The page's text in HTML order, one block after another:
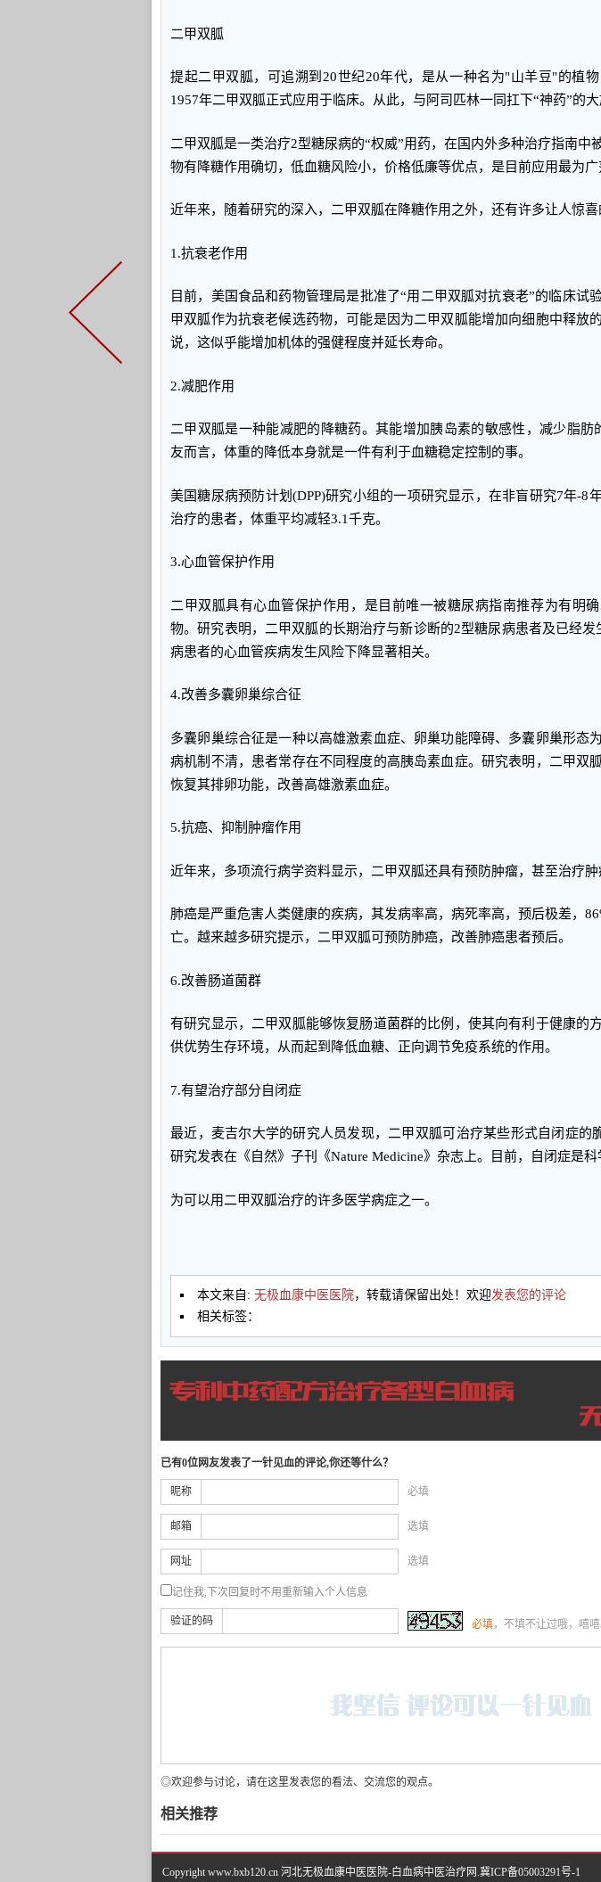
二甲双胍
提起二甲双胍，可追溯到20世纪20年代，是从一种名为"山羊豆"的植物
1957年二甲双胍正式应用于临床。从此，与阿司匹林一同扛下“神药”的大
二甲双胍是一类治疗2型糖尿病的“权威”用药，在国内外多种治疗指南中
物有降糖作用确切，低血糖风险小，价格低廉等优点，是目前应用最为广
近年来，随着研究的深入，二甲双胍在降糖作用之外，还有许多让人惊喜
1.抗衰老作用
目前，美国食品和药物管理局是批准了“用二甲双胍对抗衰老”的临床试
甲双胍作为抗衰老候选药物，可能是因为二甲双胍能增加向细胞中释放
说，这似乎能增加机体的强健程度并延长寿命。
2.减肥作用
二甲双胍是一种能减肥的降糖药。其能增加胰岛素的敏感性，减少脂肪
友而言，体重的降低本身就是一件有利于血糖稳定控制的事。
美国糖尿病预防计划(DPP)研究小组的一项研究显示，在非盲研究7年-8
治疗的患者，体重平均减轻3.1千克。
3.心血管保护作用
二甲双胍具有心血管保护作用，是目前唯一被糖尿病指南推荐为有明
物。研究表明，二甲双胍的长期治疗与新诊断的2型糖尿病患者及已经
病患者的心血管疾病发生风险下降显著相关。
4.改善多囊卵巢综合征
多囊卵巢综合征是一种以高雄激素血症、卵巢功能障碍、多囊卵巢形态
病机制不清，患者常存在不同程度的高胰岛素血症。研究表明，二甲双
恢复其排卵功能，改善高雄激素血症。
5.抗癌、抑制肿瘤作用
近年来，多项流行病学资料显示，二甲双胍还具有预防肿瘤，甚至治疗肿
肺癌是严重危害人类健康的疾病，其发病率高，病死率高，预后极差，
亡。越来越多研究提示，二甲双胍可预防肺癌，改善肺癌患者预后。
6.改善肠道菌群
有研究显示，二甲双胍能够恢复肠道菌群的比例，使其向有利于健康的
供优势生存环境，从而起到降低血糖、正向调节免疫系统的作用。
7.有望治疗部分自闭症
最近，麦吉尔大学的研究人员发现，二甲双胍可治疗某些形式自闭症的
研究发表在《自然》子刊《Nature Medicine》杂志上。目前，自闭症是科
为可以用二甲双胍治疗的许多医学病症之一。
本文来自: 无极血康中医医院，转载请保留出处！欢迎发表您的评论
相关标签：
已有0位网友发表了一针见血的评论,你还等什么？
昵称 必填
邮箱 选填
网址 选填
记住我,下次回复时不用重新输入个人信息
验证的码 必填，不填不让过哦，嘻嘻
◎欢迎参与讨论，请在这里发表您的看法、交流您的观点。
相关推荐
Copyright www.bxb120.cn 河北无极血康中医医院-白血病中医治疗网. 冀ICP备05003291号-1